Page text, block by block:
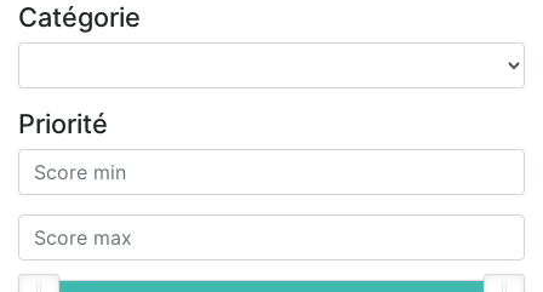
Catégorie
Priorité